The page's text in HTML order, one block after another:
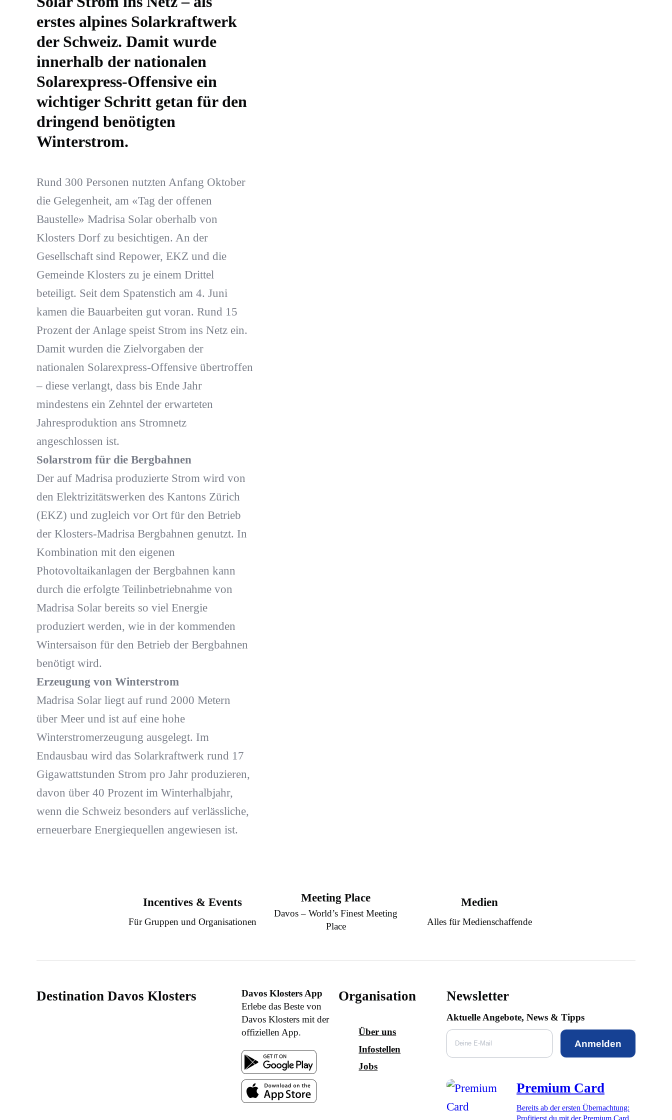
erstes alpines Solarkraftwerk
der Schweiz. Damit wurde
innerhalb der nationalen
Solarexpress-Offensive ein
wichtiger Schritt getan für den
dringend benötigten
Winterstrom.
Rund 300 Personen nutzten Anfang Oktober
die Gelegenheit, am «Tag der offenen
Baustelle» Madrisa Solar oberhalb von
Klosters Dorf zu besichtigen. An der
Gesellschaft sind Repower, EKZ und die
Gemeinde Klosters zu je einem Drittel
beteiligt. Seit dem Spatenstich am 4. Juni
kamen die Bauarbeiten gut voran. Rund 15
Prozent der Anlage speist Strom ins Netz ein.
Damit wurden die Zielvorgaben der
nationalen Solarexpress-Offensive übertroffen
– diese verlangt, dass bis Ende Jahr
mindestens ein Zehntel der erwarteten
Jahresproduktion ans Stromnetz
angeschlossen ist.
Solarstrom für die Bergbahnen
Der auf Madrisa produzierte Strom wird von
den Elektrizitätswerken des Kantons Zürich
(EKZ) und zugleich vor Ort für den Betrieb
der Klosters-Madrisa Bergbahnen genutzt. In
Kombination mit den eigenen
Photovoltaikanlagen der Bergbahnen kann
durch die erfolgte Teilinbetriebnahme von
Madrisa Solar bereits so viel Energie
produziert werden, wie in der kommenden
Wintersaison für den Betrieb der Bergbahnen
benötigt wird.
Erzeugung von Winterstrom
Madrisa Solar liegt auf rund 2000 Metern
über Meer und ist auf eine hohe
Winterstromerzeugung ausgelegt. Im
Endausbau wird das Solarkraftwerk rund 17
Gigawattstunden Strom pro Jahr produzieren,
davon über 40 Prozent im Winterhalbjahr,
wenn die Schweiz besonders auf verlässliche,
erneuerbare Energiequellen angewiesen ist.
Incentives & Events
Für Gruppen und Organisationen
Meeting Place
Davos – World’s Finest Meeting
Place
Medien
Alles für Medienschaffende
Destination Davos Klosters
Davos Klosters App
Erlebe das Beste von
Davos Klosters mit der
offiziellen App.
Organisation
Über uns
Infostellen
Jobs
Newsletter
Aktuelle Angebote, News & Tipps
Anmelden
Premium Card
Bereits ab der ersten Übernachtung: